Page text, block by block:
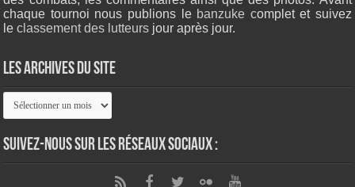
chaque tournoi nous publions le banzuke complet et suivez
leclassement des lutteurs jour après jour.
Les archives du site
Les
archives
site
Suivez-nous sur les réseaux sociaux :